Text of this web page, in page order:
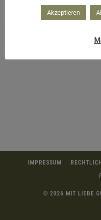
IMPRESSUM
© 2026 MIT LIEBE
Akzeptieren